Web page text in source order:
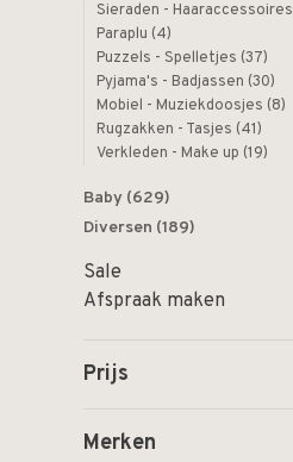
Sieraden - Haaraccessoires
Paraplu (4)
Puzzels - Spelletjes (37)
Pyjama's - Badjassen (30)
Mobiel - Muziekdoosjes (8)
Rugzakken - Tasjes (41)
Verkleden - Make up (19)
Baby (629)
Diversen (189)
Sale
Afspraak maken
Prijs
Merken